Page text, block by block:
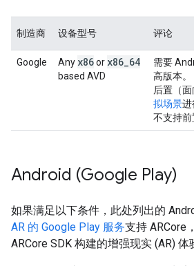
制造商 设备型号 评论
Google Any x86or x86_64
based AVD
需要
高版本。
后置（
拟场景进
不支持前
Android (Google Play)
如果满足以下条件，此处列出的
AR 的 Google Play 服务支持 ARCore
ARCore SDK 构建的增强现实 (AR) 体